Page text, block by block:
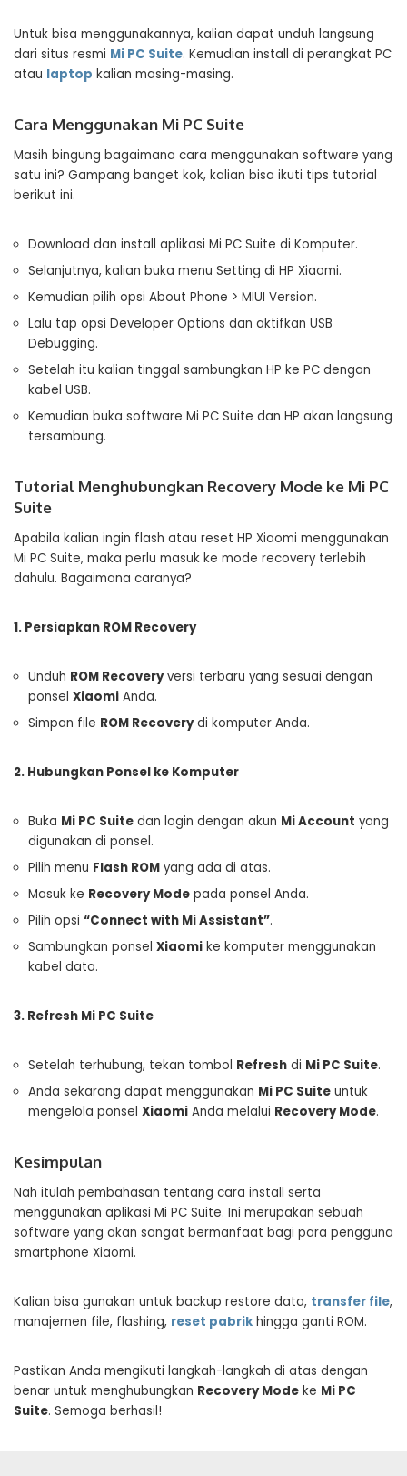
Untuk bisa menggunakannya, kalian dapat unduh langsung
dari situs resmi Mi PC Suite. Kemudian install di perangkat PC
atau laptop kalian masing-masing.
Cara Menggunakan Mi PC Suite
Masih bingung bagaimana cara menggunakan software yang
satu ini? Gampang banget kok, kalian bisa ikuti tips tutorial
berikut ini.
Download dan install aplikasi Mi PC Suite di Komputer.
Selanjutnya, kalian buka menu Setting di HP Xiaomi.
Kemudian pilih opsi About Phone > MIUI Version.
Lalu tap opsi Developer Options dan aktifkan USB
Debugging.
Setelah itu kalian tinggal sambungkan HP ke PC dengan
kabel USB.
Kemudian buka software Mi PC Suite dan HP akan langsung
tersambung.
Tutorial Menghubungkan Recovery Mode ke Mi PC
Suite
Apabila kalian ingin flash atau reset HP Xiaomi menggunakan
Mi PC Suite, maka perlu masuk ke mode recovery terlebih
dahulu. Bagaimana caranya?
1. Persiapkan ROM Recovery
Unduh ROM Recoveryversi terbaru yang sesuai dengan
ponsel Xiaomi Anda.
Simpan file ROM Recoverydi komputer Anda.
2. Hubungkan Ponsel ke Komputer
Buka Mi PC Suite dan login dengan akun Mi Account yang
digunakan di ponsel.
Pilih menu Flash ROM yang ada di atas.
Masuk ke Recovery Mode pada ponsel Anda.
Pilih opsi “Connect with Mi Assistant”.
Sambungkan ponsel Xiaomi ke komputer menggunakan
kabel data.
3. Refresh Mi PC Suite
Setelah terhubung, tekan tombol Refresh di Mi PC Suite.
Anda sekarang dapat menggunakan Mi PC Suite untuk
mengelola ponsel Xiaomi Anda melalui Recovery Mode.
Kesimpulan
Nah itulah pembahasan tentang cara install serta
menggunakan aplikasi Mi PC Suite. Ini merupakan sebuah
software yang akan sangat bermanfaat bagi para pengguna
smartphone Xiaomi.
Kalian bisa gunakan untuk backup restore data, transfer file,
manajemen file, flashing, reset pabrik hingga ganti ROM.
Pastikan Anda mengikuti langkah-langkah di atas dengan
benar untuk menghubungkan Recovery Mode ke Mi PC
Suite. Semoga berhasil!